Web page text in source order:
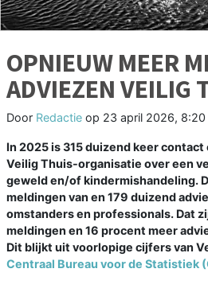
OPNIEUW MEER
ADVIEZEN VEILIG
Door Redactie op 23 april 2026, 8:20
In 2025 is 315 duizend keer
Veilig Thuis-organisatie over een
geweld en/of kindermishandeling.
meldingen van en 179 duizend
omstanders en professionals. Dat
meldingen en 16 procent meer
Dit blijkt uit voorlopige cijfers van
Centraal Bureau voor de Statistiek